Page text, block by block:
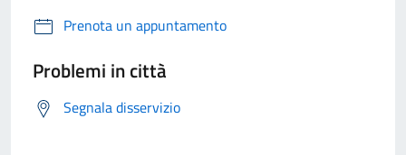
Prenota un appuntamento
Problemi in città
Segnala disservizio